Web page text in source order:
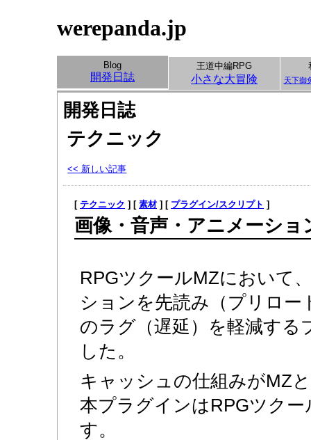
werepanda.jp
Blog
開発日誌
王道中編RPG
小さな大冒険 天下御
開発日誌
テクニック
<< 新しい記事
[ テクニック ] [ 素材] [ プラグイン/スクリプト ]
画像・音声・アニメーショ
RPGツクールMZにおいて
ションを先読み（プリロー
のラグ（遅延）を軽減する
した。
キャッシュの仕組みがMZ
本プラグインはRPGツク
す。